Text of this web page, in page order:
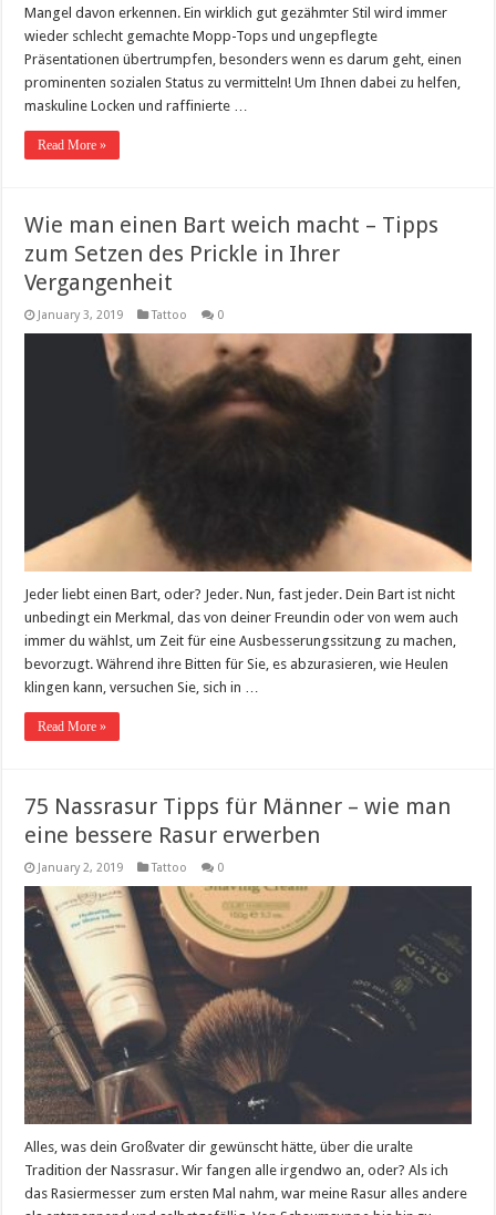
Mangel davon erkennen. Ein wirklich gut gezähmter Stil wird immer
wieder schlecht gemachte Mopp-Tops und ungepflegte
Präsentationen übertrumpfen, besonders wenn es darum geht, einen
prominenten sozialen Status zu vermitteln! Um Ihnen dabei zu helfen,
maskuline Locken und raffinierte …
Read More »
Wie man einen Bart weich macht – Tipps
zum Setzen des Prickle in Ihrer
Vergangenheit
January 3, 2019 Tattoo 0
Jeder liebt einen Bart, oder? Jeder. Nun, fast jeder. Dein Bart ist nicht
unbedingt ein Merkmal, das von deiner Freundin oder von wem auch
immer du wählst, um Zeit für eine Ausbesserungssitzung zu machen,
bevorzugt. Während ihre Bitten für Sie, es abzurasieren, wie Heulen
klingen kann, versuchen Sie, sich in …
Read More »
75 Nassrasur Tipps für Männer – wie man
eine bessere Rasur erwerben
January 2, 2019 Tattoo 0
Alles, was dein Großvater dir gewünscht hätte, über die uralte
Tradition der Nassrasur. Wir fangen alle irgendwo an, oder? Als ich
das Rasiermesser zum ersten Mal nahm, war meine Rasur alles andere